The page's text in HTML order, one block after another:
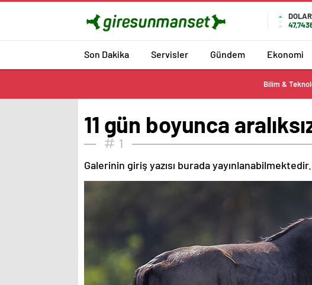
DOLAR
Son Dakika Servisler Gündem Ekonomi
Bilim &
11 gün boyunca
1
Galerinin giriş yazısı burada yayınlanabilmektedir.